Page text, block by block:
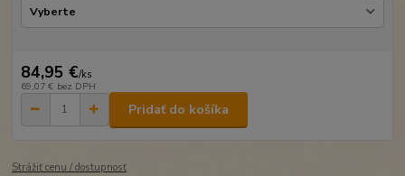
84,95 €/ks
69,07 € bez DPH
Pridať do košíka
Strážiť cenu / dostupnosť